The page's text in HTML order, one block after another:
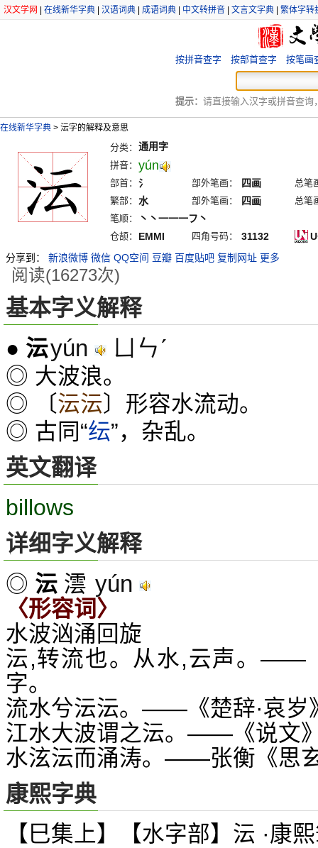
汉文学网 在线新华字典 汉语词典 成语词典 中文转拼音 文言文字典 繁体字转
按拼音查字 按部首查字 按笔画
提示： 请直接输入汉字或拼音查询
在线新华字典 > 沄字的解释及意思
分类： 通用字
拼音： yún
部首： 氵 部外笔画： 四画
总笔
繁部：
水 部外笔画： 四画
总笔
笔顺：
丶丶一一一フ丶
仓颉： EMMI 四角号码： 31132
分享到：
新浪微博 微信 QQ空间 豆瓣 百度贴吧 复制网址 更多
阅读(16273次)
基本字义解释
● 沄yún ㄩㄣˊ
◎ 大波浪。
◎ 〔沄沄〕形容水流动。
◎ 古同“纭”，杂乱。
英文翻译
billows
详细字义解释
◎ 沄 澐 yún
〈形容词〉
水波汹涌回旋
沄,转流也。从水,云声。——
字。
流水兮沄沄。——《楚辞·哀岁
江水大波谓之沄。——《说文
水泫沄而涌涛。——张衡《思
康熙字典
【巳集上】【水字部】沄 ·康